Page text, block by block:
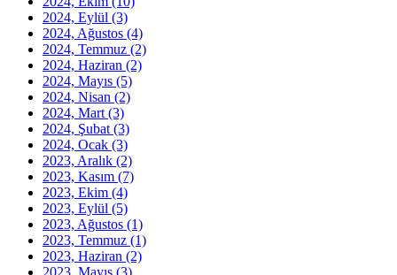
2024, Eylül (3)
2024, Ağustos (4)
2024, Temmuz (2)
2024, Haziran (2)
2024, Mayıs (5)
2024, Nisan (2)
2024, Mart (3)
2024, Şubat (3)
2024, Ocak (3)
2023, Aralık (2)
2023, Kasım (7)
2023, Ekim (4)
2023, Eylül (5)
2023, Ağustos (1)
2023, Temmuz (1)
2023, Haziran (2)